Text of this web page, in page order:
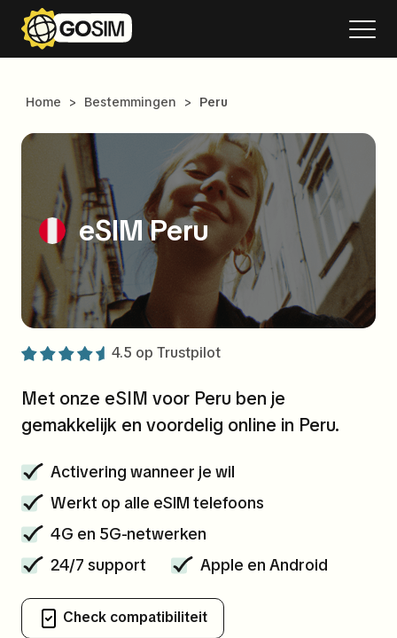
Home > Bestemmingen > Peru
eSIM Peru
4.5 op Trustpilot
Met onze eSIM voor Peru ben je
gemakkelijk en voordelig online in Peru.
Activering wanneer je wil
Werkt op alle eSIM telefoons
4G en 5G-netwerken
24/7 support
Apple en Android
Check compatibiliteit